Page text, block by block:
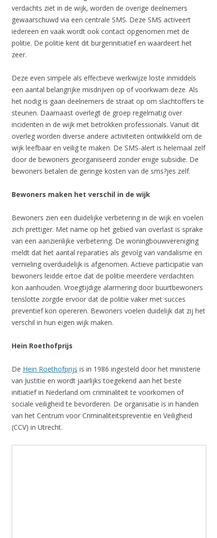
verdachts ziet in de wijk, worden de overige deelnemers
gewaarschuwd via een centrale SMS. Deze SMS activeert
iedereen en vaak wordt ook contact opgenomen met de
politie. De politie kent dit burgerinitiatief en waardeert het
zeer.
Deze even simpele als effectieve werkwijze loste inmiddels
een aantal belangrijke misdrijven op of voorkwam deze. Als
het nodig is gaan deelnemers de straat op om slachtoffers te
steunen. Daarnaast overlegt de groep regelmatig over
incidenten in de wijk met betrokken professionals. Vanuit dit
overleg worden diverse andere activiteiten ontwikkeld om de
wijk leefbaar en veilig te maken. De SMS-alert is helemaal zelf
door de bewoners georganiseerd zonder enige subsidie. De
bewoners betalen de geringe kosten van de sms?jes zelf.
Bewoners maken het verschil in de wijk
Bewoners zien een duidelijke verbetering in de wijk en voelen
zich prettiger. Met name op het gebied van overlast is sprake
van een aanzienlijke verbetering. De woningbouwvereniging
meldt dat het aantal reparaties als gevolg van vandalisme en
vernieling overduidelijk is afgenomen. Actieve participatie van
bewoners leidde ertoe dat de politie meerdere verdachten
kon aanhouden. Vroegtijdige alarmering door buurtbewoners
tenslotte zorgde ervoor dat de politie vaker met succes
preventief kon opereren. Bewoners voelen duidelijk dat zij het
verschil in hun eigen wijk maken.
Hein Roethofprijs
De Hein Roethofprijs is in 1986 ingesteld door het ministerie
van Justitie en wordt jaarlijks toegekend aan het beste
initiatief in Nederland om criminaliteit te voorkomen of
sociale veiligheid te bevorderen. De organisatie is in handen
van het Centrum voor Criminaliteitspreventie en Veiligheid
(CCV) in Utrecht.